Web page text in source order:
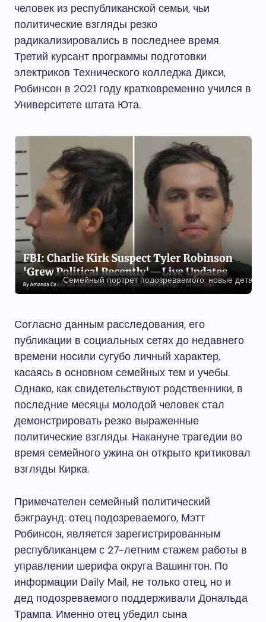
человек из республиканской семьи, чьи
политические взгляды резко
радикализировались в последнее время.
Третий курсант программы подготовки
электриков Технического колледжа Дикси,
Робинсон в 2021 году кратковременно учился в
Университете штата Юта.
Семейный портрет подозреваемого: новые
Согласно данным расследования, его
публикации в социальных сетях до недавнего
времени носили сугубо личный характер,
касаясь в основном семейных тем и учебы.
Однако, как свидетельствуют родственники, в
последние месяцы молодой человек стал
демонстрировать резко выраженные
политические взгляды. Накануне трагедии во
время семейного ужина он открыто критиковал
взгляды Кирка.
Примечателен семейный политический
бэкграунд: отец подозреваемого, Мэтт
Робинсон, является зарегистрированным
республиканцем с 27-летним стажем работы в
управлении шерифа округа Вашингтон. По
информации Daily Mail, не только отец, но и
дед подозреваемого поддерживали Дональда
Трампа. Именно отец убедил сына